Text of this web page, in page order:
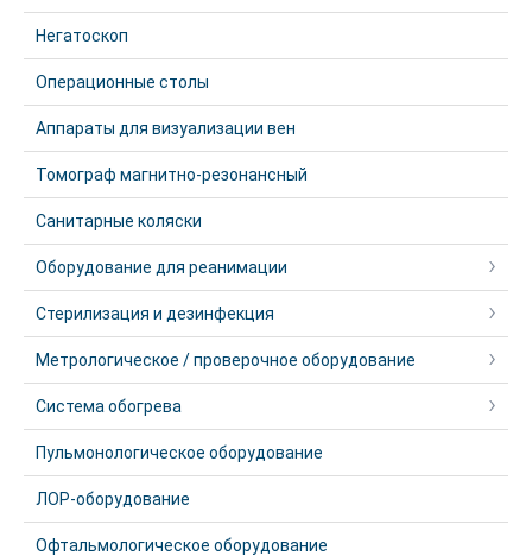
Негатоскоп
Операционные столы
Аппараты для визуализации вен
Томограф магнитно-резонансный
Санитарные коляски
Оборудование для реанимации
Стерилизация и дезинфекция
Метрологическое / проверочное оборудование
Система обогрева
Пульмонологическое оборудование
ЛОР-оборудование
Офтальмологическое оборудование